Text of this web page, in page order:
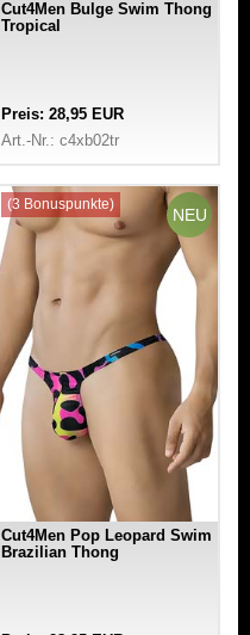
Cut4Men Bulge Swim Thong
Tropical
Preis: 28,95 EUR
Art.-Nr.: c4xb02tr
NEU
(3 Bonuspunkte)
Cut4Men Pop Leopard Swim
Brazilian Thong